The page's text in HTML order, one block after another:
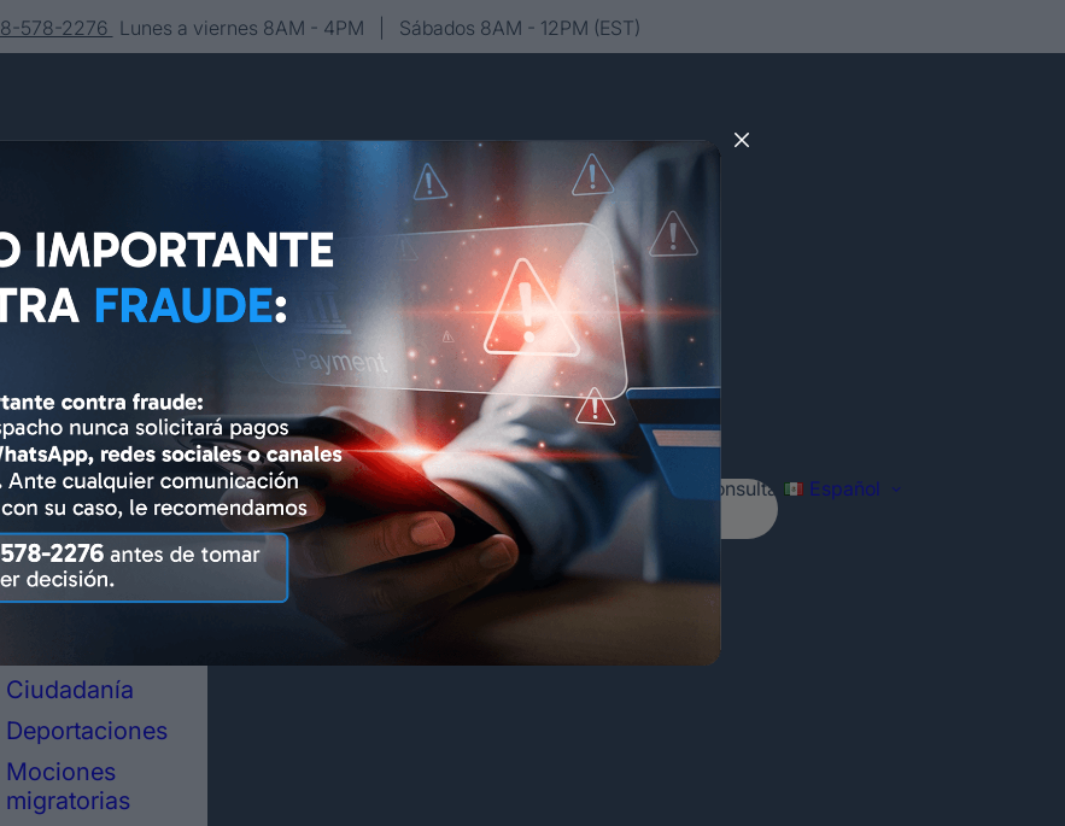
578-2276 Lunes a viernes 8AM - 4PM | Sábados 8AM - 12PM (EST)
Asesoría y
representación
legal en
inmigración
Ciudadanía
Deportaciones
Mociones
migratorias
Conócenos Editorial Contacto Agenda tu consulta Español